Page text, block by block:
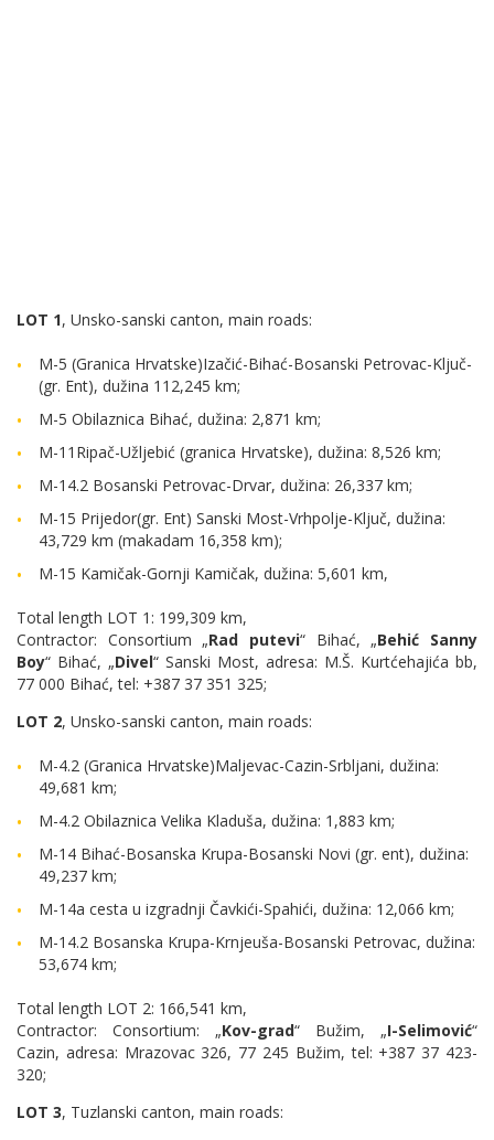
LOT 1, Unsko-sanski canton, main roads:
M-5 (Granica Hrvatske)Izačić-Bihać-Bosanski Petrovac-Ključ-
(gr. Ent), dužina 112,245 km;
M-5 Obilaznica Bihać, dužina: 2,871 km;
M-11Ripač-Užljebić (granica Hrvatske), dužina: 8,526 km;
M-14.2 Bosanski Petrovac-Drvar, dužina: 26,337 km;
M-15 Prijedor(gr. Ent) Sanski Most-Vrhpolje-Ključ, dužina:
43,729 km (makadam 16,358 km);
M-15 Kamičak-Gornji Kamičak, dužina: 5,601 km,
Total length LOT 1: 199,309 km,
Contractor: Consortium „Rad putevi“ Bihać, „Behić Sanny
Boy“ Bihać, „Divel“ Sanski Most, adresa: M.Š. Kurtćehajića bb,
77 000 Bihać, tel: +387 37 351 325;
LOT 2, Unsko-sanski canton, main roads:
M-4.2 (Granica Hrvatske)Maljevac-Cazin-Srbljani, dužina:
49,681 km;
M-4.2 Obilaznica Velika Kladuša, dužina: 1,883 km;
M-14 Bihać-Bosanska Krupa-Bosanski Novi (gr. ent), dužina:
49,237 km;
M-14a cesta u izgradnji Čavkići-Spahići, dužina: 12,066 km;
M-14.2 Bosanska Krupa-Krnjeuša-Bosanski Petrovac, dužina:
53,674 km;
Total length LOT 2: 166,541 km,
Contractor: Consortium: „Kov-grad“ Bužim, „I-Selimović“
Cazin, adresa: Mrazovac 326, 77 245 Bužim, tel: +387 37 423-
320;
LOT 3, Tuzlanski canton, main roads: